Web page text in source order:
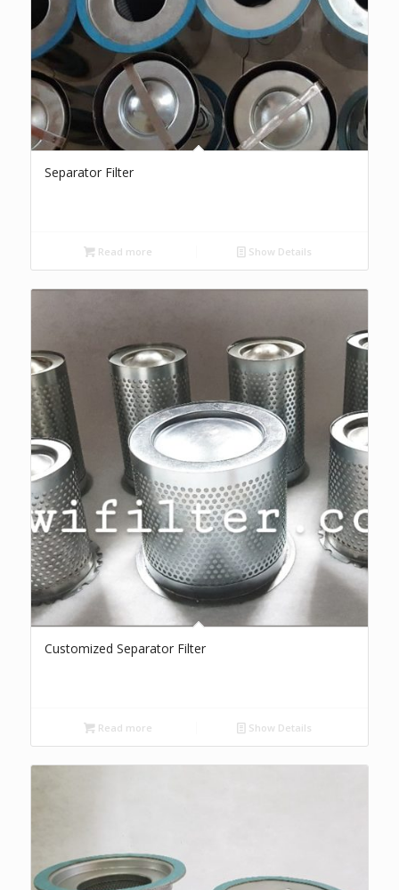
Separator Filter
Read more Show Details
Customized Separator Filter
Read more Show Details